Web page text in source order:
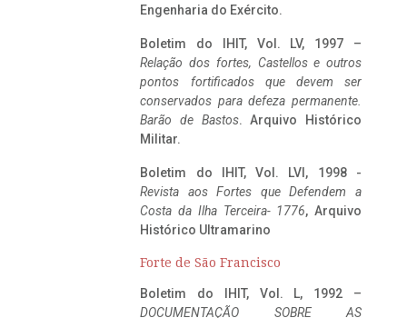
Engenharia do Exército.
Boletim do IHIT, Vol. LV, 1997 –
Relação dos fortes, Castellos e outros
pontos fortificados que devem ser
conservados para defeza permanente.
Barão de Bastos. Arquivo Histórico
Militar.
Boletim do IHIT, Vol. LVI, 1998 -
Revista aos Fortes que Defendem a
Costa da Ilha Terceira- 1776, Arquivo
Histórico Ultramarino
Forte de São Francisco
Boletim do IHIT, Vol. L, 1992 –
DOCUMENTAÇÃO SOBRE AS